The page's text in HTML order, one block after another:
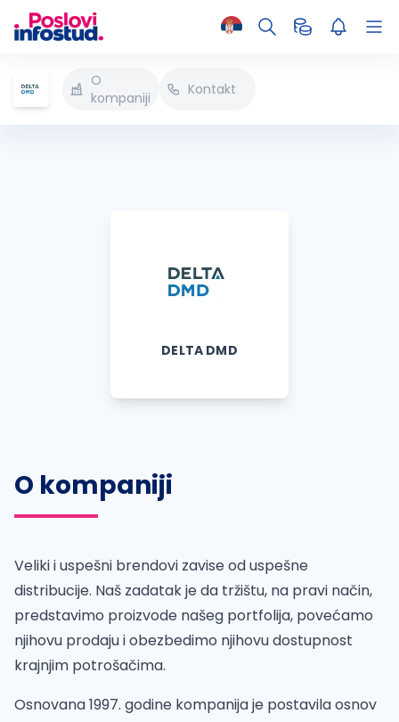
O
kompaniji
Kontakt
DELTA DMD
O kompaniji
Veliki i uspešni brendovi zavise od uspešne
distribucije. Naš zadatak je da tržištu, na pravi način,
predstavimo proizvode našeg portfolija, povećamo
njihovu prodaju i obezbedimo njihovu dostupnost
krajnjim potrošačima.
Osnovana 1997. godine kompanija je postavila osnov